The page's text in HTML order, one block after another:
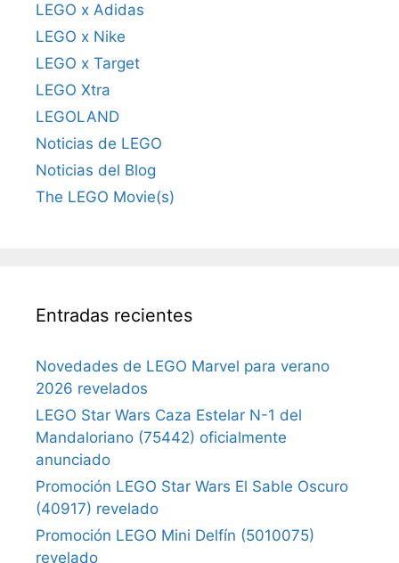
LEGO x Adidas
LEGO x Nike
LEGO x Target
LEGO Xtra
LEGOLAND
Noticias de LEGO
Noticias del Blog
The LEGO Movie(s)
Entradas recientes
Novedades de LEGO Marvel para verano
2026 revelados
LEGO Star Wars Caza Estelar N-1 del
Mandaloriano (75442) oficialmente
anunciado
Promoción LEGO Star Wars El Sable Oscuro
(40917) revelado
Promoción LEGO Mini Delfín (5010075)
revelado